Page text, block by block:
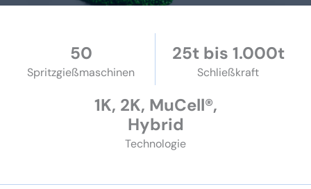
50
Spritz­gieß­ma­schinen
25t bis 1.000t
Schließ­kraft
1K, 2K, MuCell®,
Hybrid
Techno­logie